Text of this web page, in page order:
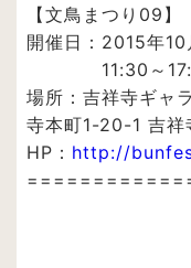
【文鳥まつり09】
開催日：2015年
11:30～17:30
場所：吉祥寺ギャ
寺本町1-20-1 吉祥
HP： http://